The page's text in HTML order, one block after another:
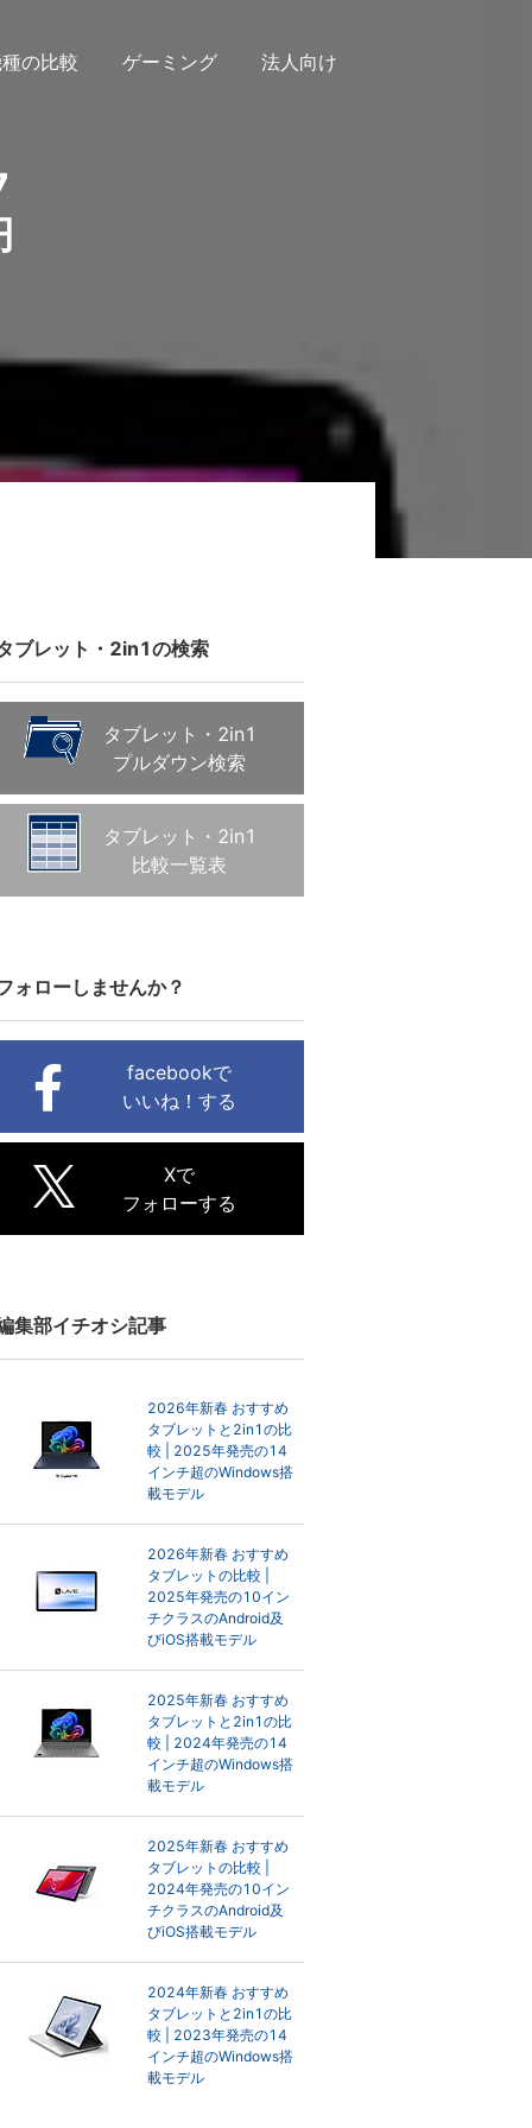
の比較 ゲーミング 法人向け
ブレット・2in1の検索
タブレット・2in1
プルダウン検索
タブレット・2in1
比較一覧表
ォローしませんか？
facebookで
いいね！する
Xで
フォローする
集部イチオシ記事
2026年新春 おすすめ
タブレットと2in1の比
較 | 2025年発売の14
インチ超のWindows搭
載モデル
2026年新春 おすすめ
タブレットの比較 |
2025年発売の10イン
チクラスのAndroid及
びiOS搭載モデル
2025年新春 おすすめ
タブレットと2in1の比
較 | 2024年発売の14
インチ超のWindows搭
載モデル
2025年新春 おすすめ
タブレットの比較 |
2024年発売の10イン
チクラスのAndroid及
びiOS搭載モデル
2024年新春 おすすめ
タブレットと2in1の比
較 | 2023年発売の14
インチ超のWindows搭
載モデル